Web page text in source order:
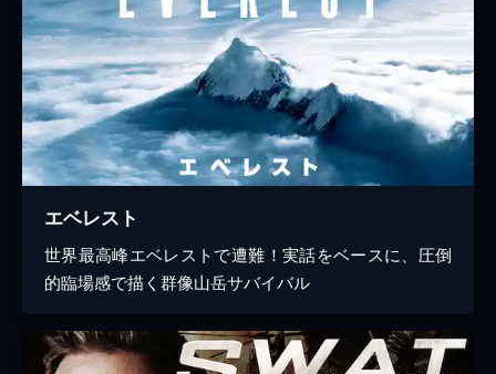
エベレスト
世界最高峰エベレストで遭難！実話をベースに、圧倒
的臨場感で描く群像山岳サバイバル